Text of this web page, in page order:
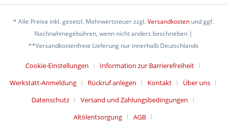
* Alle Preise inkl. gesetzl. Mehrwertsteuer zzgl.Versandkosten und ggf.
Nachnahmegebühren, wenn nicht anders beschrieben |
**Versandkostenfreie Lieferung nur innerhalb Deutschlands
Cookie-Einstellungen
Information zur Barrierefreiheit
Werkstatt-Anmeldung
Rückruf anlegen Kontakt
Über uns
Datenschutz
Versand und Zahlungsbedingungen
Altölentsorgung
AGB